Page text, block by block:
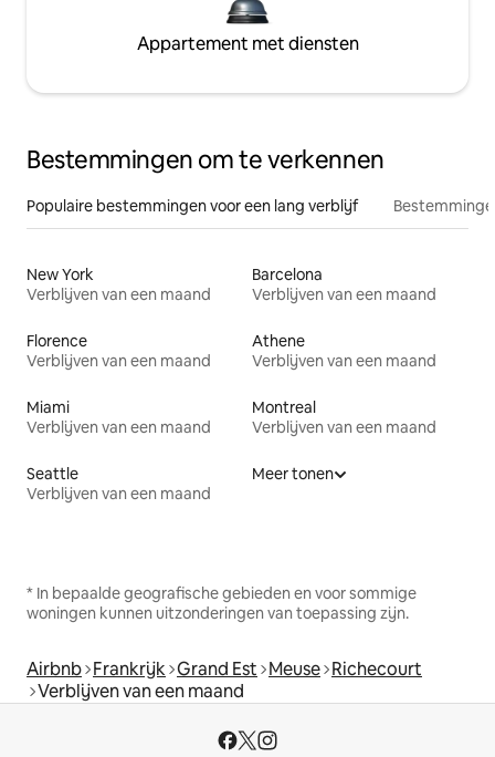
Appartement met diensten
Bestemmingen om te verkennen
Populaire bestemmingen voor een lang verblijf
New York
Verblijven van een maand
Barcelona
Verblijven van een maand
Florence
Verblijven van een maand
Athene
Verblijven van een maand
Miami
Verblijven van een maand
Montreal
Verblijven van een maand
Seattle
Verblijven van een maand
Meer tonen
* In bepaalde geografische gebieden en voor sommige
woningen kunnen uitzonderingen van toepassing zijn.
Airbnb Frankrijk Grand Est Meuse Richecourt
Verblijven van een maand